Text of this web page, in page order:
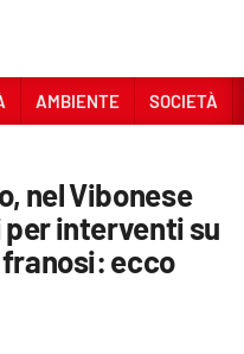
AMBIENTE SOCIETÀ
nel Vibonese
per interventi su
ecco